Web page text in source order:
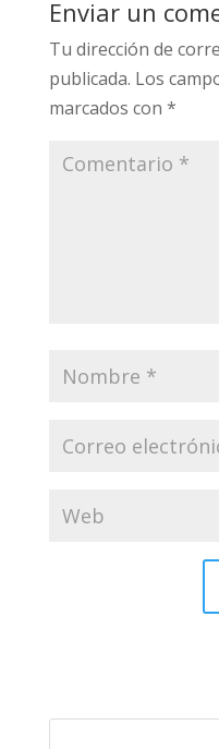
Enviar un
Tu dirección de